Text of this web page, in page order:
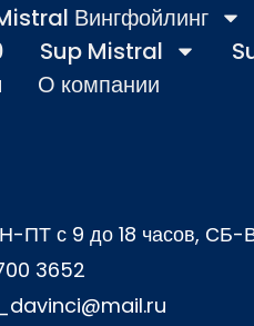
Вингфойлинг
Sup Mistral
О компании
ПТ с 9 до 18 часов, СБ-
3652